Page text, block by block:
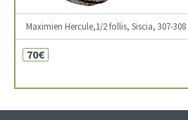
Maximien Hercule,1/2 follis, Siscia, 307-308
70€